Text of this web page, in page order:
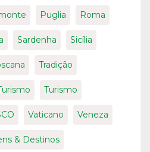
Puglia Roma
Sardenha Sicília
Tradição
Turismo
Vaticano Veneza
& Destinos